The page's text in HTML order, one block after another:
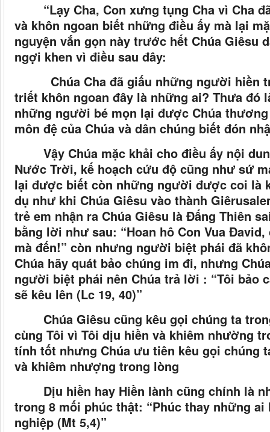
“Lạy Cha, Con xưng tụng Cha vì Cha
và khôn ngoan biết những điều ấy mà lại
nguyện vắn gọn này trước hết Chúa Giêsu
ngợi khen vì điều sau đây:
Chúa Cha đã giấu những người hiền
triết khôn ngoan đây là những ai? Thưa đó
những người bé mọn lại được Chúa
môn đệ của Chúa và dân chúng biết đón
Vậy Chúa mặc khải cho điều ấy nội
Nước Trời, kế hoạch cứu độ cũng như sứ
lại được biết còn những người được coi là
dụ như khi Chúa Giêsu vào thành
trẻ em nhận ra Chúa Giêsu là Đấng Thiên
bằng lời như sau: “Hoan hô Con Vua
mà đến!” còn nhưng người biệt phái đã
Chúa hãy quát bảo chúng im đi, nhưng
người biệt phái nên Chúa trả lời : “Tôi bảo
sẽ kêu lên (Lc 19, 40)”
Chúa Giêsu cũng kêu gọi chúng ta
cùng Tôi vì Tôi dịu hiền và khiêm nhường
tính tốt nhưng Chúa ưu tiên kêu gọi chúng
và khiêm nhượng trong lòng
Dịu hiền hay Hiền lành cũng chính là
trong 8 mối phúc thật: “Phúc thay những
nghiệp (Mt 5,4)”